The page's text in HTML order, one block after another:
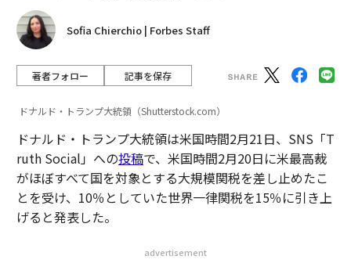
Sofia Chierchio | Forbes Staff
著者フォロー 記事を保存
ドナルド・トランプ大統領（Shutterstock.com）
ドナルド・トランプ大統領は米国時間2月21日、SNS「T
ruth Social」への投稿で、米国時間2月20日に米最高裁
がほぼすべて国を対象とする大規模関税を差し止めたこ
とを受け、10％としていた世界一律関税を15％に引き上
げると発表した。
advertisement